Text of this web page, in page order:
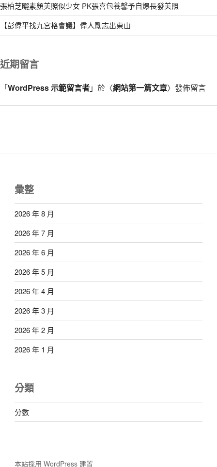
張柏芝曬素顏美照似少女 PK張喜包養馨予自爆長發美照
【彭偉平找九宮格會議】偉人勵志出東山
近期留言
「WordPress 示範留言者」於〈網站第一篇文章〉發佈留言
彙整
2026 年 8 月
2026 年 7 月
2026 年 6 月
2026 年 5 月
2026 年 4 月
2026 年 3 月
2026 年 2 月
2026 年 1 月
分類
分數
本站採用 WordPress 建置